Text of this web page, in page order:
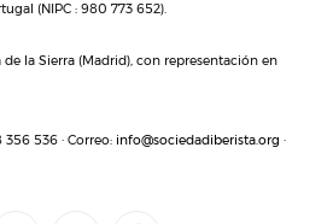
(NIPC : 980 773 652).
de la Sierra (Madrid), con representación en
356 536 · Correo: info@sociedadiberista.org ·